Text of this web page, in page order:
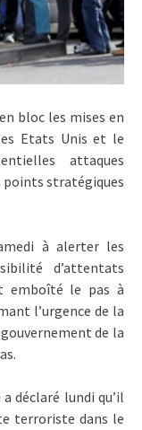
bloc les mises en
Etats Unis et le
attaques
stratégiques
à alerter les
d’attentats
emboîté le pas à
l’urgence de la
de la
déclaré lundi qu’il
terroriste dans le